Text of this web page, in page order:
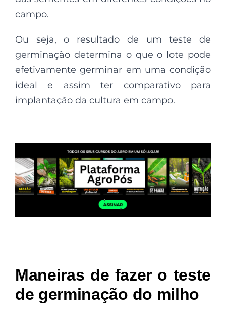
campo.
Ou seja, o resultado de um teste de
germinação determina o que o lote pode
efetivamente germinar em uma condição
ideal e assim ter comparativo para
implantação da cultura em campo.
Maneiras de fazer o teste
de germinação do milho